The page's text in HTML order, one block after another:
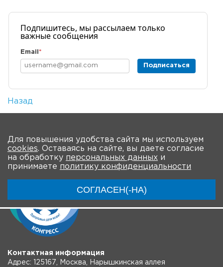
Подпишитесь, мы рассылаем только
важные сообщения
Email *
Подписаться
Назад
Для повышения удобства сайта мы используем
cookies. Оставаясь на сайте, вы даете согласие
на обработку персональных данных и
принимаете политику конфиденциальности
СОГЛАСЕН(-НА)
Контактная информация
Адрес: 125167, Москва, Нарышкинская аллея